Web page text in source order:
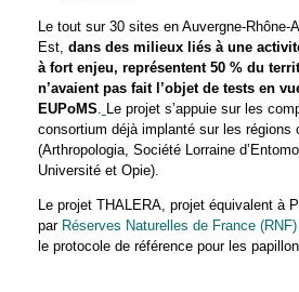
Le tout sur 30 sites en Auvergne-Rhône-
Est, dans des milieux liés à une
à fort enjeu, représentent 50 % du
n’avaient pas fait l’objet de tests en
EUPoMS
Le projet s’appuie sur les
consortium déjà implanté sur les régions
(Arthropologia, Société Lorraine
Université et Opie).
Le projet THALERA, projet équivalent à
par Réserves Naturelles de France (RNF)
le protocole de référence pour les